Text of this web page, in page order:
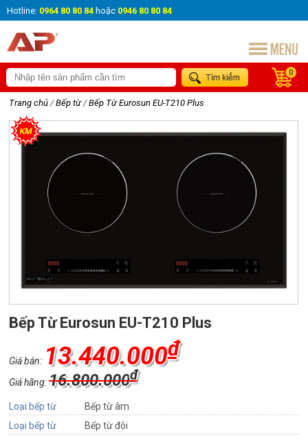
Hotline: 0964 80 80 84 hoặc 0946 80 80 84
0
Trang chủ / Bếp từ / Bếp Từ Eurosun EU-T210 Plus
Bếp Từ Eurosun EU-T210 Plus
Giá bán: 13.440.000₫
Giá hãng:16.800.000₫
Loại bếp từ
Bếp từ âm
Loại bếp từ
Bếp từ đôi